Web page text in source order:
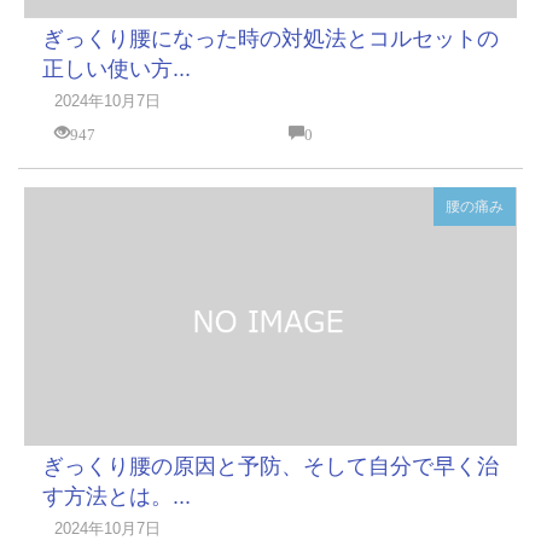
ぎっくり腰になった時の対処法とコルセットの
正しい使い方...
2024年10月7日
947
0
腰の痛み
ぎっくり腰の原因と予防、そして自分で早く治
す方法とは。...
2024年10月7日